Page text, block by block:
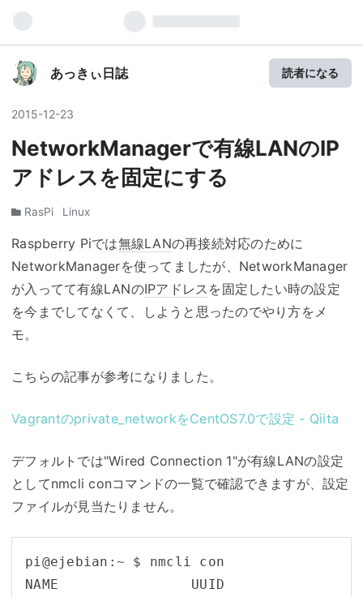
あっきぃ日誌 読者になる
2015-12-23
NetworkManagerで有線LANのIP
アドレスを固定にする
RasPi Linux
Raspberry Piでは無線LANの再接続対応のために
NetworkManagerを使ってましたが、NetworkManager
が入ってて有線LANのIPアドレス を固定したい時の設定
を今までしてなくて、しようと思ったのでやり方をメ
モ。
こちらの記事が参考になりました。
Vagrantのprivate_networkをCentOS7.0で設定 - Qiita
デフォルトでは"Wired Connection 1"が有線LANの設定
としてnmcli conコマンドの一覧で確認できますが、設定
ファイルが見当たりません。
pi@ejebian:~ $ nmcli con
NAME                UUID